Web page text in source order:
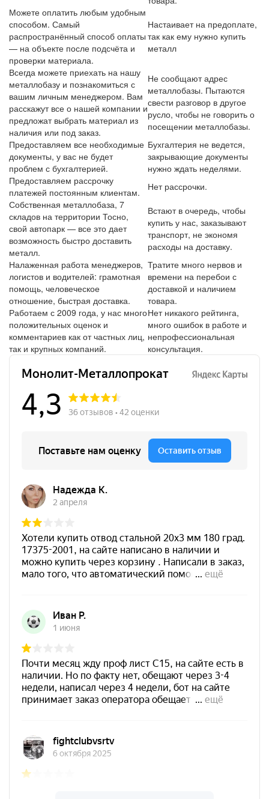
Можете оплатить любым удобным
способом. Самый
распространённый способ оплаты
— на объекте после подсчёта и
проверки материала.
Настаивает на предоплате,
так как ему нужно купить
металл
Всегда можете приехать на нашу
металлобазу и познакомиться с
вашим личным менеджером. Вам
расскажут все о нашей компании и
предложат выбрать материал из
наличия или под заказ.
Не сообщают адрес
металлобазы. Пытаются
свести разговор в другое
русло, чтобы не говорить о
посещении металлобазы.
Предоставляем все необходимые
документы, у вас не будет
проблем с бухгалтерией.
Бухгалтерия не ведется,
закрывающие документы
нужно ждать неделями.
Предоставляем рассрочку
платежей постоянным клиентам.
Нет рассрочки.
Собственная металлобаза, 7
складов на территории Тосно,
свой автопарк — все это дает
возможность быстро доставить
металл.
Встают в очередь, чтобы
купить у нас, заказывают
транспорт, не экономя
расходы на доставку.
Налаженная работа менеджеров,
логистов и водителей: грамотная
помощь, человеческое
отношение, быстрая доставка.
Тратите много нервов и
времени на перебои с
доставкой и наличием
товара.
Работаем с 2009 года, у нас много
положительных оценок и
комментариев как от частных лиц,
так и крупных компаний.
Нет никакого рейтинга,
много ошибок в работе и
непрофессиональная
консультация.